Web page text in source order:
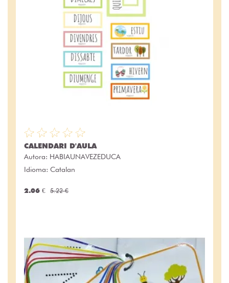
CALENDARI D'AULA
Autora: HABIAUNAVEZEDUCA
Idioma: Catalan
2.06 € 5.22 €